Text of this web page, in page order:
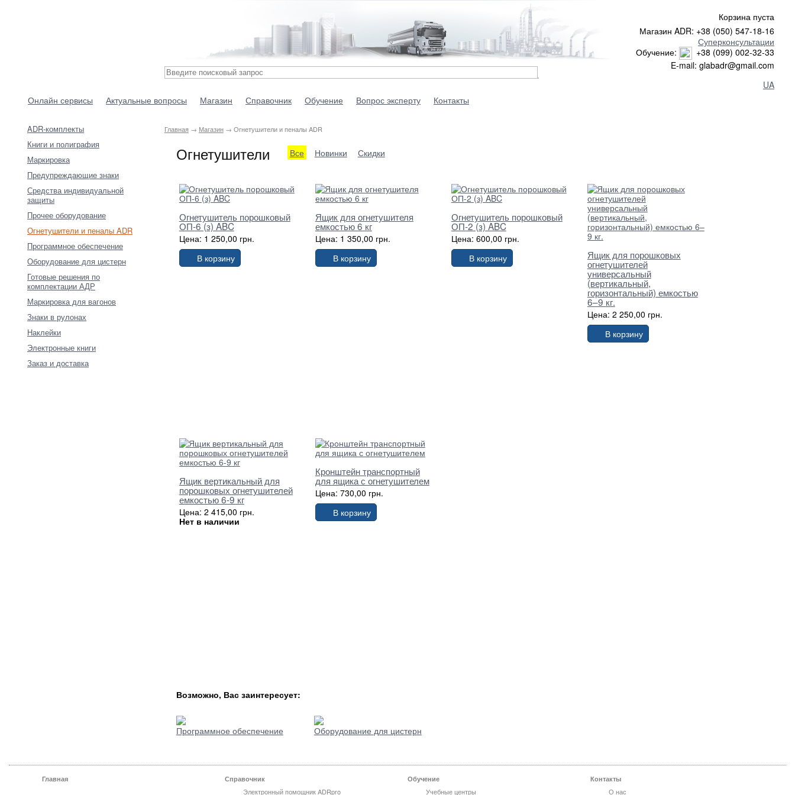
Магазин ADR: +38 (050) 547-18-16
Суперконсультации
Обучение:
+38 (099) 002-32-33
E-mail: glabadr@gmail.com
UA
Онлайн сервисы
Актуальные вопросы Магазин Справочник Обучение Вопрос эксперту Контакты
Корзина пуста
ADR-комплекты
Книги и полиграфия
Маркировка
Предупреждающие знаки
Средства индивидуальной
защиты
Прочее оборудование
Огнетушители и пеналы ADR
Программное обеспечение
Оборудование для цистерн
Готовые решения по
комплектации АДР
Маркировка для вагонов
Знаки в рулонах
Наклейки
Электронные книги
Заказ и доставка
Главная→ Магазин→ Огнетушители и пеналы ADR
Огнетушители Все Новинки Скидки
Огнетушитель порошковый
ОП-6 (з) ABC
Цена: 1 250,00 грн.
В корзину
Ящик для огнетушителя
емкостью 6 кг
Цена: 1 350,00 грн.
В корзину
Огнетушитель порошковый
ОП-2 (з) ABC
Цена: 600,00 грн.
В корзину
Ящик для порошковых
огнетушителей
универсальный
(вертикальный,
горизонтальный) емкостью
6–9 кг.
Цена: 2 250,00 грн.
В корзину
Ящик вертикальный для
порошковых огнетушителей
емкостью 6-9 кг
Цена: 2 415,00 грн.
Нет в наличии
Кронштейн транспортный
для ящика с огнетушителем
Цена: 730,00 грн.
В корзину
Возможно, Вас заинтересует:
Программное обеспечение Оборудование для цистерн
Главная Справочник
Электронный помощник ADRpro
Обучение
Учебные центры
Контакты
О нас